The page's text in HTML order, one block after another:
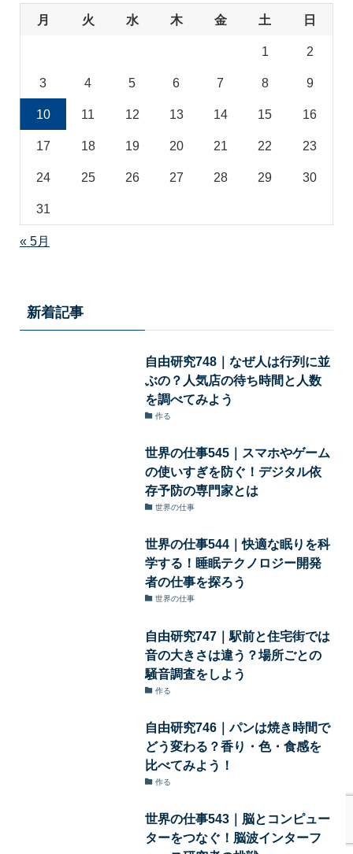
月 火 水 木 金 土 日
1 2
3 4 5 6 7 8 9
10 11 12 13 14 15 16
17 18 19 20 21 22 23
24 25 26 27 28 29 30
31
« 5月
新着記事
自由研究748｜なぜ人は行列に並
ぶの？人気店の待ち時間と人数
を調べてみよう
作る
世界の仕事545｜スマホやゲーム
の使いすぎを防ぐ！デジタル依
存予防の専門家とは
世界の仕事
世界の仕事544｜快適な眠りを科
学する！睡眠テクノロジー開発
者の仕事を探ろう
世界の仕事
自由研究747｜駅前と住宅街では
音の大きさは違う？場所ごとの
騒音調査をしよう
作る
自由研究746｜パンは焼き時間で
どう変わる？香り・色・食感を
比べてみよう！
作る
世界の仕事543｜脳とコンピュー
ターをつなぐ！脳波インターフ